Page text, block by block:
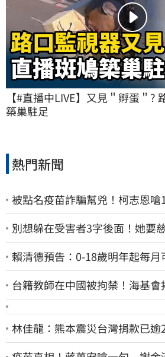
【#直播中LIVE】又見＂孵蛋＂?
築巢駐足
熱門新聞
被點名疫苗詐騙幫兇！柯志恩嗆
別想躲在受害者3字後面！她要
賴清德預告：0-18歲明年起每月
台籍教師在中國被拘禁！海基會
林佳龍：熊本震災台灣捐款已逾